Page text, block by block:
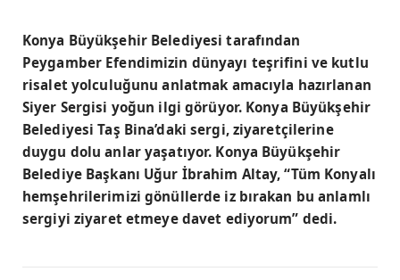
Konya Büyükşehir Belediyesi tarafından
Peygamber Efendimizin dünyayı teşrifini ve kutlu
risalet yolculuğunu anlatmak amacıyla hazırlanan
Siyer Sergisi yoğun ilgi görüyor. Konya Büyükşehir
Belediyesi Taş Bina’daki sergi, ziyaretçilerine
duygu dolu anlar yaşatıyor. Konya Büyükşehir
Belediye Başkanı Uğur İbrahim Altay, “Tüm Konyalı
hemşehrilerimizi gönüllerde iz bırakan bu anlamlı
sergiyi ziyaret etmeye davet ediyorum” dedi.